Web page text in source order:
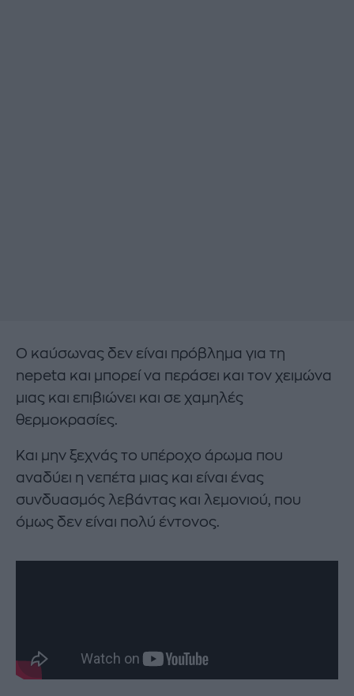
Ο καύσωνας δεν είναι πρόβλημα για τη
nepeta και μπορεί να περάσει και τον χειμώνα
μιας και επιβιώνει και σε χαμηλές
θερμοκρασίες.
Και μην ξεχνάς το υπέροχο άρωμα που
αναδύει η νεπέτα μιας και είναι ένας
συνδυασμός λεβάντας και λεμονιού, που
όμως δεν είναι πολύ έντονος.